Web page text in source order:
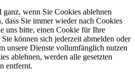
wenn Sie Cookies ablehnen
dass Sie immer wieder nach Cookies
uns bitte, einen Cookie für Ihre
können sich jederzeit abmelden oder
unsere Dienste vollumfänglich nutzen
ablehnen, werden alle gesetzten
entfernt.